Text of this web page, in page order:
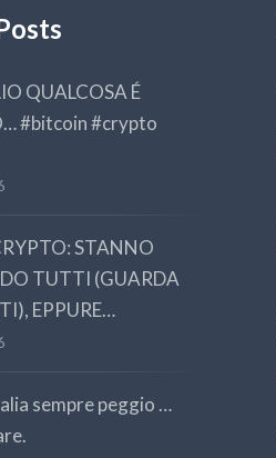
QUALCOSA É
#bitcoin #crypto
STANNO
TUTTI (GUARDA
EPPURE…
sempre peggio …